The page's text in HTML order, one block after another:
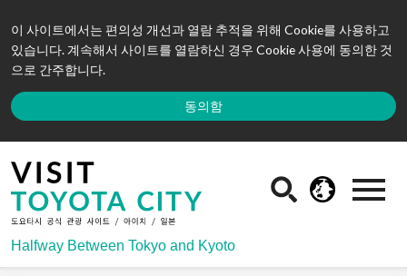
이 사이트에서는 편의성 개선과 열람 추적을 위해 Cookie를 사용하고
있습니다. 계속해서 사이트를 열람하신 경우 Cookie 사용에 동의한 것
으로 간주합니다.
동의함
Halfway Between Tokyo and Kyoto